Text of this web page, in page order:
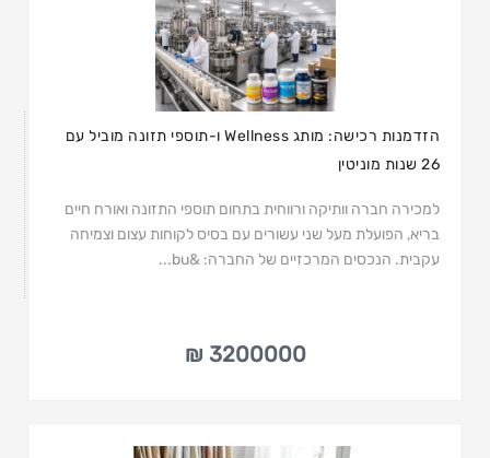
הזדמנות רכישה: מותג Wellness ו-תוספי תזונה מוביל עם
26 שנות מוניטין
למכירה חברה וותיקה ורווחית בתחום תוספי התזונה ואורח חיים
בריא, הפועלת מעל שני עשורים עם בסיס לקוחות עצום וצמיחה
עקבית. הנכסים המרכזיים של החברה: &bu...
3200000 ₪